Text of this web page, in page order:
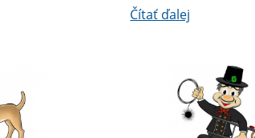
Čítať ďalej